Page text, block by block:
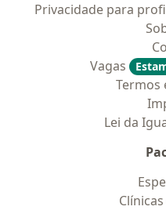
Privacidade para
Vagas
Termos
Lei da